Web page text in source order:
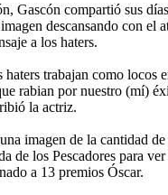
Gascón compartió sus
descansando con el
a los haters.
trabajan como locos
rabian por nuestro (mí)
la actriz.
imagen de la cantidad de
de los Pescadores para
a 13 premios Óscar.